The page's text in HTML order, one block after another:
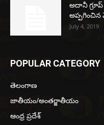
అదానీ
అప్పగించిన
July 4, 2019
POPULAR CATEGORY
తెలంగాణ
జాతీయం/అంతర్జాతీయం
ఆంధ్ర ప్రదేశ్